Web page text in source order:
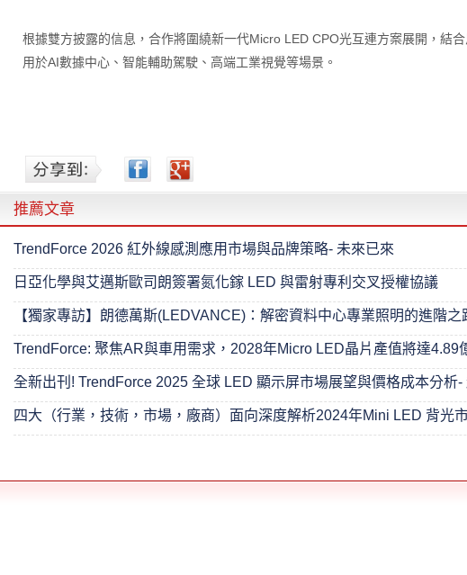
根據雙方披露的信息，合作將圍繞新一代Micro LED CPO光互連方案展開，結
用於AI數據中心、智能輔助駕駛、高端工業視覺等場景。
推薦文章
TrendForce 2026 紅外線感測應用市場與品牌策略- 未來已來
日亞化學與艾邁斯歐司朗簽署氮化鎵 LED 與雷射專利交叉授權協議
【獨家專訪】朗德萬斯(LEDVANCE)：解密資料中心專業照明的進階之
TrendForce: 聚焦AR與車用需求，2028年Micro LED晶片產值將達4.89
全新出刊! TrendForce 2025 全球 LED 顯示屏市場展望與價格成本分析-
四大（行業，技術，市場，廠商）面向深度解析2024年Mini LED 背光